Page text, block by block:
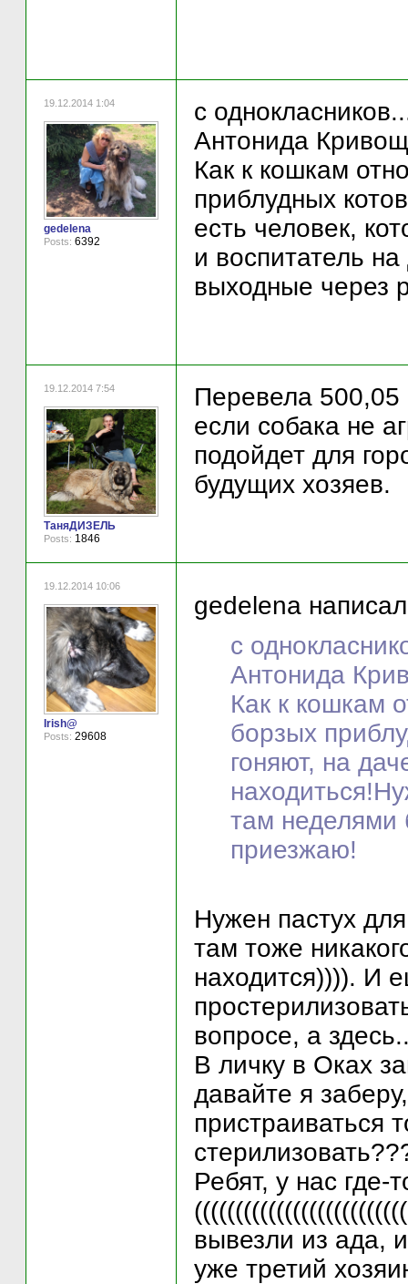
19.12.2014 1:04
gedelena
Posts: 6392
c
Антонида
Как к кошкам
приблудных
есть человек,
и воспитатель
выходные через
19.12.2014 7:54
ТаняДИЗЕЛЬ
Posts: 1846
Перевела 500,05
если собака не
подойдет для
будущих хозяев.
19.12.2014 10:06
Irish@
Posts: 29608
gedelena
c
Антонида
Как к кошкам
борзых
гоняют, на
там неделями
приезжаю!
Нужен пастух
там тоже
находится)))). И
вопросе, а
В личку в Оках
давайте я
пристраиваться
Ребят, у нас где-
вывезли из ада,
уже третий